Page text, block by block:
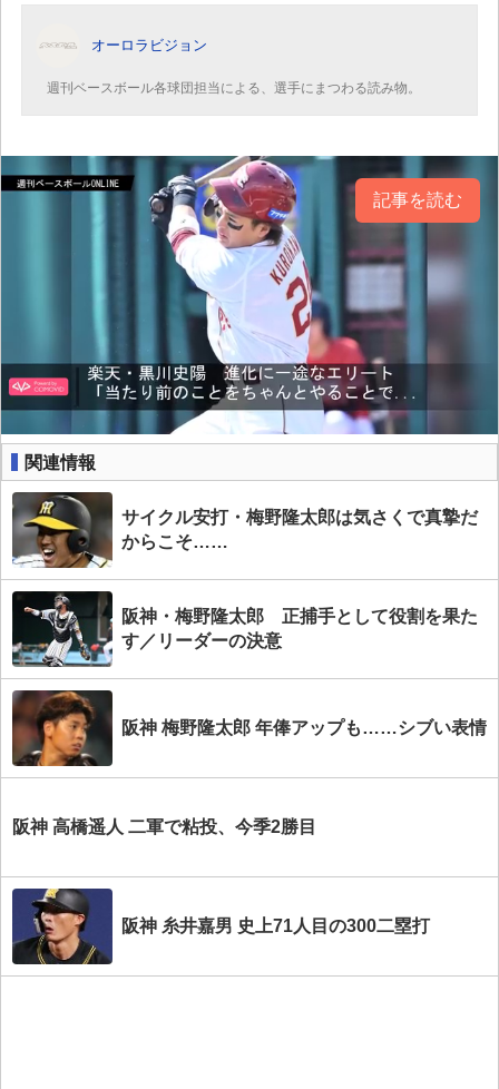
オーロラビジョン
週刊ベースボール各球団担当による、選手にまつわる読み物。
記事を読む
関連情報
サイクル安打・梅野隆太郎は気さくで真摯だ
からこそ……
阪神・梅野隆太郎 正捕手として役割を果た
す／リーダーの決意
阪神 梅野隆太郎 年俸アップも……シブい表情
阪神 高橋遥人 二軍で粘投、今季2勝目
阪神 糸井嘉男 史上71人目の300二塁打